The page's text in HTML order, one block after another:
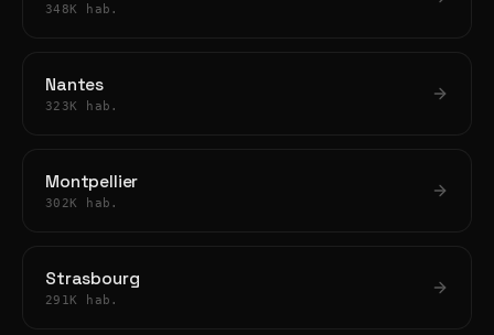
348K hab.
Nantes
323K hab.
Montpellier
302K hab.
Strasbourg
291K hab.